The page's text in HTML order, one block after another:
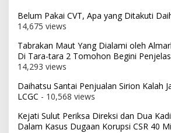
Belum Pakai CVT, Apa yang Ditakuti
14,675 views
Tabrakan Maut Yang Dialami oleh
Di Tara-tara 2 Tomohon Begini
14,293 views
Daihatsu Santai Penjualan Sirion Kalah
LCGC - 10,568 views
Kejati Sulut Periksa Direksi dan Dua
Dalam Kasus Dugaan Korupsi CSR 40